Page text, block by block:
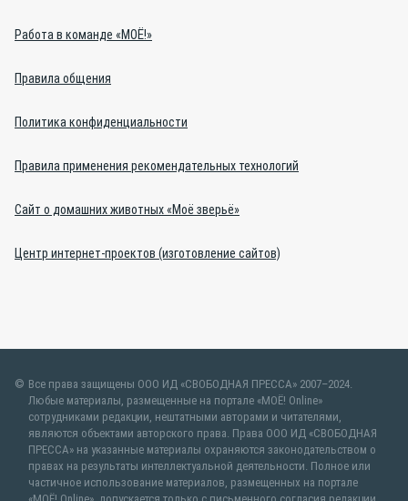
Работа в команде «МОЁ!»
Правила общения
Политика конфиденциальности
Правила применения рекомендательных технологий
Сайт о домашних животных «Моё зверьё»
Центр интернет-проектов (изготовление сайтов)
Все права защищены ООО ИД «СВОБОДНАЯ ПРЕССА» 2007–2024.
Любые материалы, размещенные на портале «МОЁ! Online»
сотрудниками редакции, нештатными авторами и читателями,
являются объектами авторского права. Права ООО ИД «СВОБОДНАЯ
ПРЕССА» на указанные материалы охраняются законодательством о
правах на результаты интеллектуальной деятельности. Полное или
частичное использование материалов, размещенных на портале